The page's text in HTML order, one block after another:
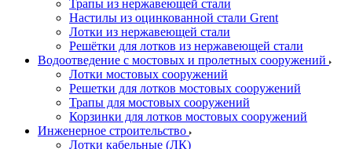
Трапы из нержавеющей стали
Настилы из оцинкованной стали Grent
Лотки из нержавеющей стали
Решётки для лотков из нержавеющей стали
Водоотведение с мостовых и пролетных сооружений
Лотки мостовых сооружений
Решетки для лотков мостовых сооружений
Трапы для мостовых сооружений
Корзинки для лотков мостовых сооружений
Инженерное строительство
Лотки кабельные (ЛК)